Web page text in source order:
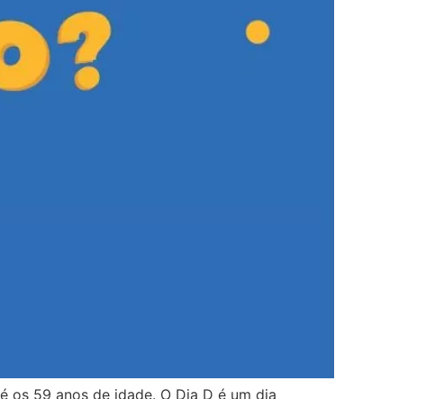
os 59 anos de idade. O Dia D é um dia